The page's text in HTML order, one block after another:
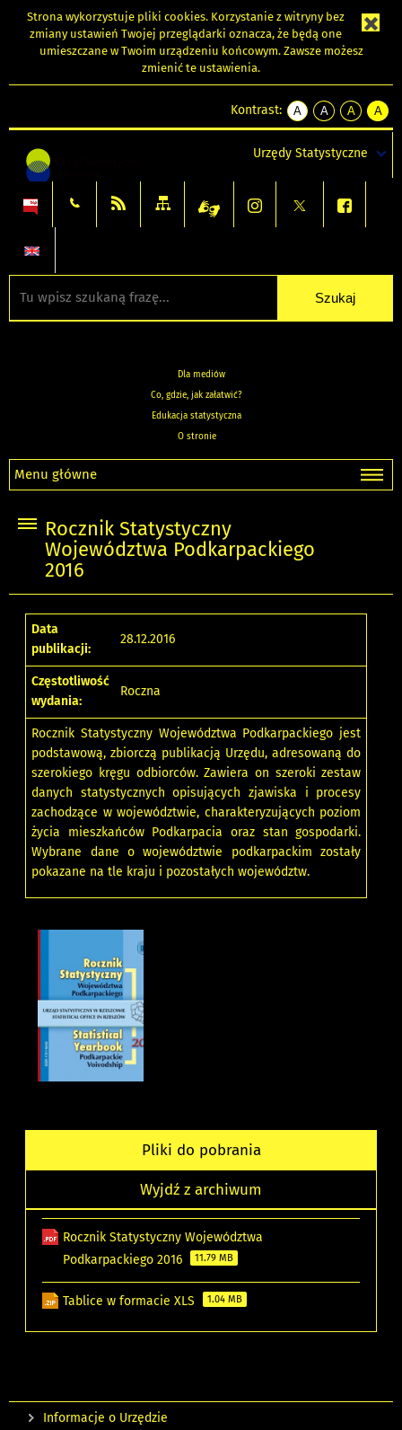
Strona wykorzystuje pliki cookies. Korzystanie z witryny bez
zmiany ustawień Twojej przeglądarki oznacza, że będą one
umieszczane w Twoim urządzeniu końcowym. Zawsze możesz
zmienić te ustawienia.
Kontrast:
A
kontrast
A
kontrast
tekst
czarnym
A
kontrast
tekst
czarnym
A
tekst
żółtym
Urzędy Statystyczne
Dla mediów
Co, gdzie, jak załatwić?
Edukacja statystyczna
O stronie
Menu główne
Rocznik Statystyczny
Województwa Podkarpackiego
2016
Data
publikacji:
28.12.2016
Częstotliwość
wydania:
Roczna
Rocznik Statystyczny Województwa Podkarpackiego jest
podstawową, zbiorczą publikacją Urzędu, adresowaną do
szerokiego kręgu odbiorców. Zawiera on szeroki zestaw
danych statystycznych opisujących zjawiska i procesy
zachodzące w województwie, charakteryzujących poziom
życia mieszkańców Podkarpacia oraz stan gospodarki.
Wybrane dane o województwie podkarpackim zostały
pokazane na tle kraju i pozostałych województw.
Pliki do pobrania
Wyjdź z archiwum
Rocznik Statystyczny Województwa
Podkarpackiego 2016
11.79 MB
Tablice w formacie XLS 1.04 MB
Informacje o Urzędzie